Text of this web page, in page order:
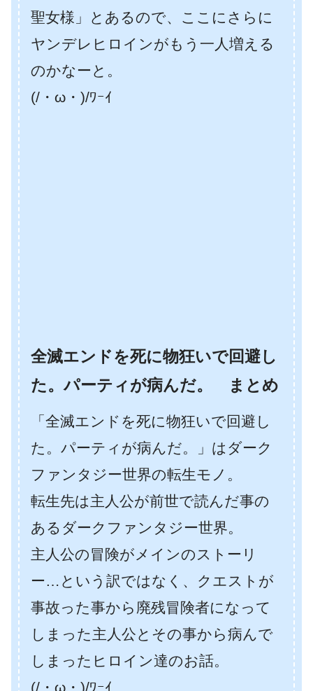
聖女様」とあるので、ここにさらに
ヤンデレヒロインがもう一人増える
のかなーと。
(/・ω・)/ﾜｰｲ
全滅エンドを死に物狂いで回避し
た。パーティが病んだ。 まとめ
「全滅エンドを死に物狂いで回避し
た。パーティが病んだ。」はダーク
ファンタジー世界の転生モノ。
転生先は主人公が前世で読んだ事の
あるダークファンタジー世界。
主人公の冒険がメインのストーリ
ー…という訳ではなく、クエストが
事故った事から廃残冒険者になって
しまった主人公とその事から病んで
しまったヒロイン達のお話。
(/・ω・)/ﾜｰｲ